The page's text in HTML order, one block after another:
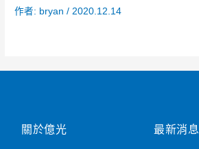
作者: bryan/ 2020.12.14
關於億光 最新消息